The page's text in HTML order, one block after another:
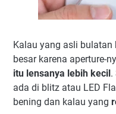
Kalau yang asli bulatan
besar karena aperture-
itu lensanya lebih kecil .
ada di blitz atau LED
bening dan kalau yang